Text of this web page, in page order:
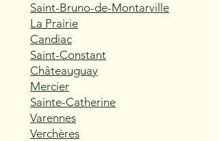
Saint-Bruno-de-Montarville
La Prairie
Candiac
Saint-Constant
Châteauguay
Mercier
Sainte-Catherine
Varennes
Verchères